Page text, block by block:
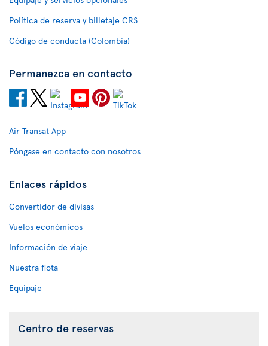
Política de reserva y billetaje CRS
Código de conducta (Colombia)
Permanezca en contacto
Air Transat App
Póngase en contacto con nosotros
Enlaces rápidos
Convertidor de divisas
Vuelos económicos
Información de viaje
Nuestra flota
Equipaje
Centro de reservas